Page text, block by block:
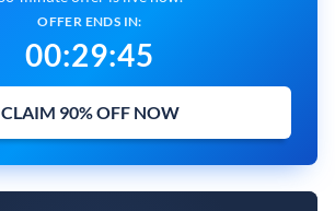
OFFER ENDS IN:
00:29:44
CLAIM 90% OFF NOW